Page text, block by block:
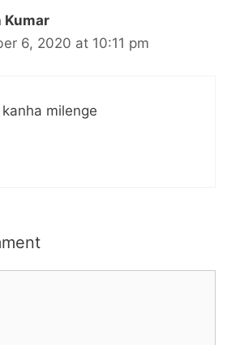
Kumar
6, 2020 at 10:11 pm
milenge